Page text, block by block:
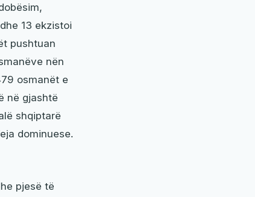
13 ekzistoi
pushtuan
nën
osmanët e
në gjashtë
shqiptarë
dominuese.
pjesë të